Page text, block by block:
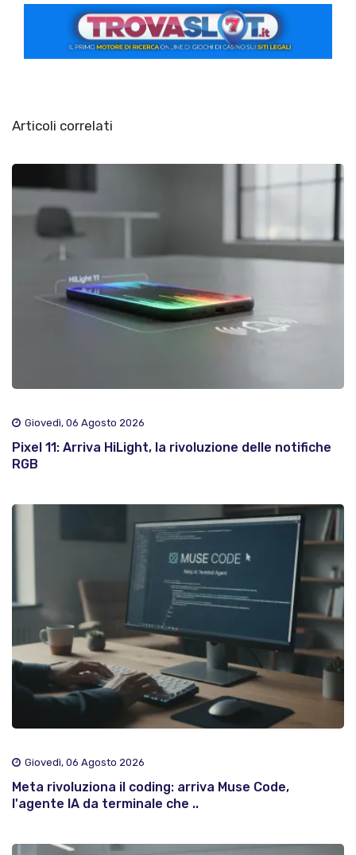
Articoli correlati
Giovedì, 06 Agosto 2026
Pixel 11: Arriva HiLight, la rivoluzione delle notifiche
RGB
Giovedì, 06 Agosto 2026
Meta rivoluziona il coding: arriva Muse Code,
l'agente IA da terminale che ..